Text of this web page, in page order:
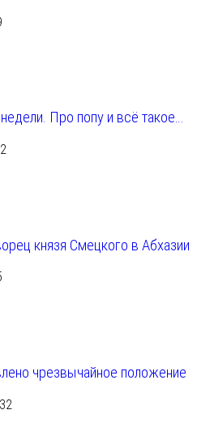
Про попу и всё такое…
князя Смецкого в Абхазии
чрезвычайное положение